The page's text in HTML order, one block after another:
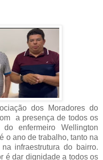
dos Moradores do
a presença de todos os
do enfermeiro Wellington
o ano de trabalho, tanto na
infraestrutura do bairro.
é dar dignidade a todos os